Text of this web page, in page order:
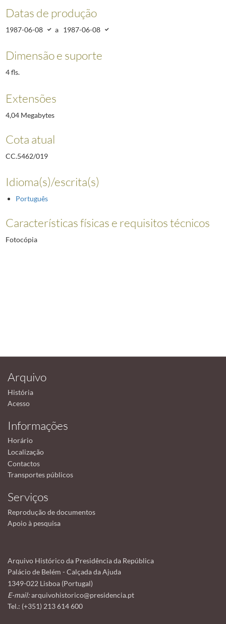
Datas de produção
1987-06-08 a 1987-06-08
Dimensão e suporte
4 fls.
Extensões
4,04 Megabytes
Cota atual
CC.5462/019
Idioma(s)/escrita(s)
Português
Características físicas e requisitos técnicos
Fotocópia
Arquivo
História
Acesso
Informações
Horário
Localização
Contactos
Transportes públicos
Serviços
Reprodução de documentos
Apoio à pesquisa
Arquivo Histórico da Presidência da República
Palácio de Belém - Calçada da Ajuda
1349-022 Lisboa (Portugal)
E-mail:arquivohistorico@presidencia.pt
Tel.: (+351) 213 614 600